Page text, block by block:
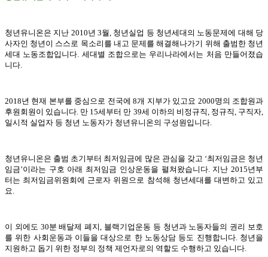
청년유니온은 지난 2010년 3월, 청년실업 등 청년세대의 노동문제에 대해 당
사자인 청년이 스스로 목소리를 내고 문제를 해결해나가기 위해 출범한 청년
세대 노동조합입니다. 세대별 조합으로는 우리나라에서는 처음 만들어졌습
니다.
2018년 현재 본부를 중심으로 전국에 8개 지부가 있고요 2000명의 조합원과
후원회원이 있습니다. 만 15세부터 만 39세 이하의 비정규직, 정규직, 구직자,
일시적 실업자 등 청년 노동자가 청년유니온의 구성원입니다.
청년유니온은 출범 초기부터 최저임금에 많은 관심을 갖고 ‘최저임금은 청년
임금’이라는 구호 아래 최저임금 인상운동을 펼쳐왔습니다. 지난 2015년부
터는 최저임금위원회에 근로자 위원으로 참석해 청년세대를 대변하고 있고
요.
이 외에도 30분 배달제 폐지, 블랙기업운동 등 청년과 노동자들의 권리 보호
를 위한 사회운동과 이들을 대상으로 한 노동상담 등도 진행합니다. 청년을
지원하고 돕기 위한 정부의 정책 제언자로의 역할도 수행하고 있습니다.